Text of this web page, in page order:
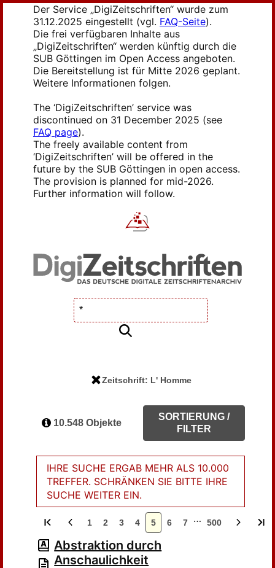
Der Service „DigiZeitschriften“ wurde zum
31.12.2025 eingestellt (vgl. FAQ-Seite).
Die frei verfügbaren Inhalte aus
„DigiZeitschriften“ werden künftig durch die
SUB Göttingen im Open Access angeboten.
Die Bereitstellung ist für Mitte 2026 geplant.
Weitere Informationen folgen.
The ‘DigiZeitschriften’ service was
discontinued on 31 December 2025 (see
FAQ page).
The freely available content from
‘DigiZeitschriften’ will be offered in the
future by the SUB Göttingen in open access.
The provision is planned for mid-2026.
Further information will follow.
Zeitschrift: L' Homme
10.548 Objekte
SORTIERUNG /
FILTER
IHRE SUCHE ERGAB MEHR ALS 10.000
TREFFER. SCHRÄNKEN SIE BITTE IHRE
SUCHE WEITER EIN.
1 2 3 4 5 6 7 … 500
Abstraktion durch
Anschaulichkeit